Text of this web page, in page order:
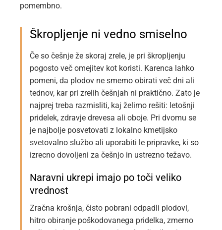
pomembno.
Škropljenje ni vedno smiselno
Če so češnje že skoraj zrele, je pri škropljenju
pogosto več omejitev kot koristi. Karenca lahko
pomeni, da plodov ne smemo obirati več dni ali
tednov, kar pri zrelih češnjah ni praktično. Zato je
najprej treba razmisliti, kaj želimo rešiti: letošnji
pridelek, zdravje drevesa ali oboje. Pri dvomu se
je najbolje posvetovati z lokalno kmetijsko
svetovalno službo ali uporabiti le pripravke, ki so
izrecno dovoljeni za češnjo in ustrezno težavo.
Naravni ukrepi imajo po toči veliko
vrednost
Zračna krošnja, čisto pobrani odpadli plodovi,
hitro obiranje poškodovanega pridelka, zmerno